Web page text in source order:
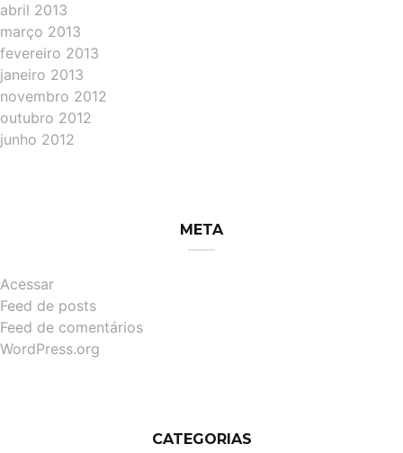
abril 2013
março 2013
fevereiro 2013
janeiro 2013
novembro 2012
outubro 2012
junho 2012
META
Acessar
Feed de posts
Feed de comentários
WordPress.org
CATEGORIAS